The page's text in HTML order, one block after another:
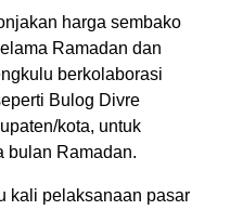
harga sembako
Ramadan dan
berkolaborasi
Bulog Divre
kota, untuk
bulan Ramadan.
kali pelaksanaan pasar